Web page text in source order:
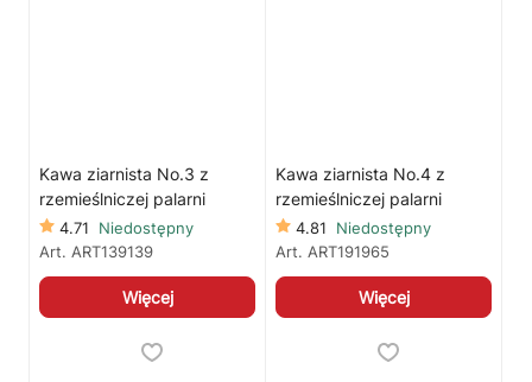
Kawa ziarnista No.3 z
rzemieślniczej palarni
4.71
Niedostępny
Art. ART139139
Więcej
Kawa ziarnista No.4 z
rzemieślniczej palarni
4.81
Niedostępny
Art. ART191965
Więcej